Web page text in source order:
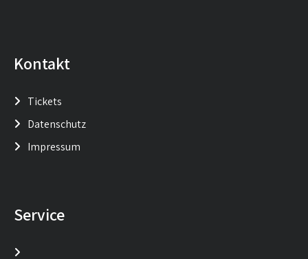
Kontakt
Tickets
Datenschutz
Impressum
Service